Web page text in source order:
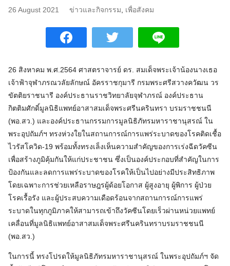
26 August 2021 ข่าวและกิจกรรม เพื่อสังคม
26 สิงหาคม พ.ศ.2564 ศาสตราจารย์ ดร. สมเด็จพระเจ้าน้องนางเธอ
เจ้าฟ้าจุฬาภรณวลัยลักษณ์ อัครราชกุมารี กรมพระศรีสวางควัฒน วร
ขัตติยราชนารี องค์ประธานราชวิทยาลัยจุฬาภรณ์ องค์ประธาน
กิตติมศักดิ์มูลนิธิแพทย์อาสาสมเด็จพระศรีนครินทรา บรมราชชนนี
(พอ.สว.) และองค์ประธานกรรมการมูลนิธิภัทรมหาราชานุสรณ์ ใน
พระอุปถัมภ์ฯ ทรงห่วงใยในสถานการณ์การแพร่ระบาดของโรคติดเชื้อ
ไวรัสโควิด-19 พร้อมทั้งทรงเล็งเห็นความสำคัญของการเร่งฉีดวัคซีน
เพื่อสร้างภูมิคุ้มกันให้แก่ประชาชน ซึ่งเป็นองค์ประกอบที่สำคัญในการ
ป้องกันและลดการแพร่ระบาดของโรคให้เป็นไปอย่างมีประสิทธิภาพ
โดยเฉพาะการช่วยเหลือราษฎรผู้ด้อยโอกาส ผู้สูงอายุ ผู้พิการ ผู้ป่วย
โรคเรื้อรัง และผู้ประสบความเดือดร้อนจากสถานการณ์การแพร่
ระบาดในทุกภูมิภาคให้สามารถเข้าถึงวัคซีนโดยเร็วผ่านหน่วยแพทย์
เคลื่อนที่มูลนิธิแพทย์อาสาสมเด็จพระศรีนครินทราบรมราชชนนี
(พอ.สว.)
ในการนี้ ทรงโปรดให้มูลนิธิภัทรมหาราชานุสรณ์ ในพระอุปถัมภ์ฯ จัด